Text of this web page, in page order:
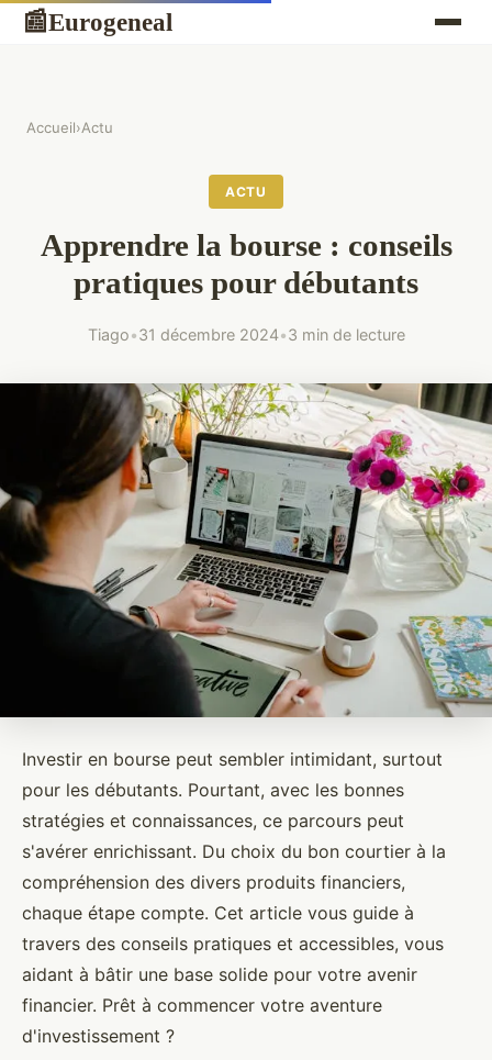
📰Eurogeneal
Accueil›Actu
ACTU
Apprendre la bourse : conseils
pratiques pour débutants
Tiago•31 décembre 2024•3 min de lecture
Investir en bourse peut sembler intimidant, surtout
pour les débutants. Pourtant, avec les bonnes
stratégies et connaissances, ce parcours peut
s'avérer enrichissant. Du choix du bon courtier à la
compréhension des divers produits financiers,
chaque étape compte. Cet article vous guide à
travers des conseils pratiques et accessibles, vous
aidant à bâtir une base solide pour votre avenir
financier. Prêt à commencer votre aventure
d'investissement ?